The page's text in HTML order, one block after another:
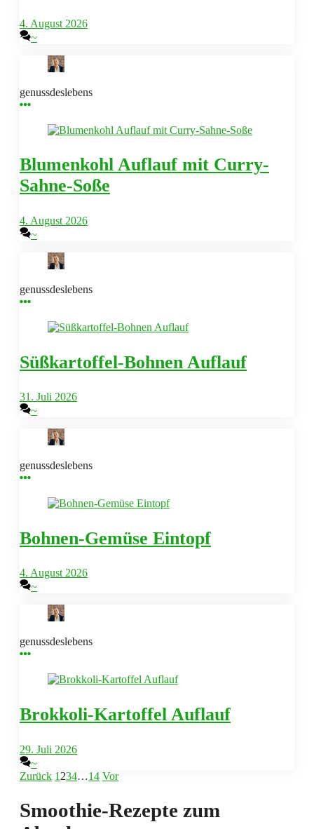
4. August 2026
~
genussdeslebens
Blumenkohl Auflauf mit Curry-
Sahne-Soße
4. August 2026
~
genussdeslebens
Süßkartoffel-Bohnen Auflauf
31. Juli 2026
~
genussdeslebens
Bohnen-Gemüse Eintopf
4. August 2026
~
genussdeslebens
Brokkoli-Kartoffel Auflauf
29. Juli 2026
~
Zurück 1 234…14 Vor
Smoothie-Rezepte zum